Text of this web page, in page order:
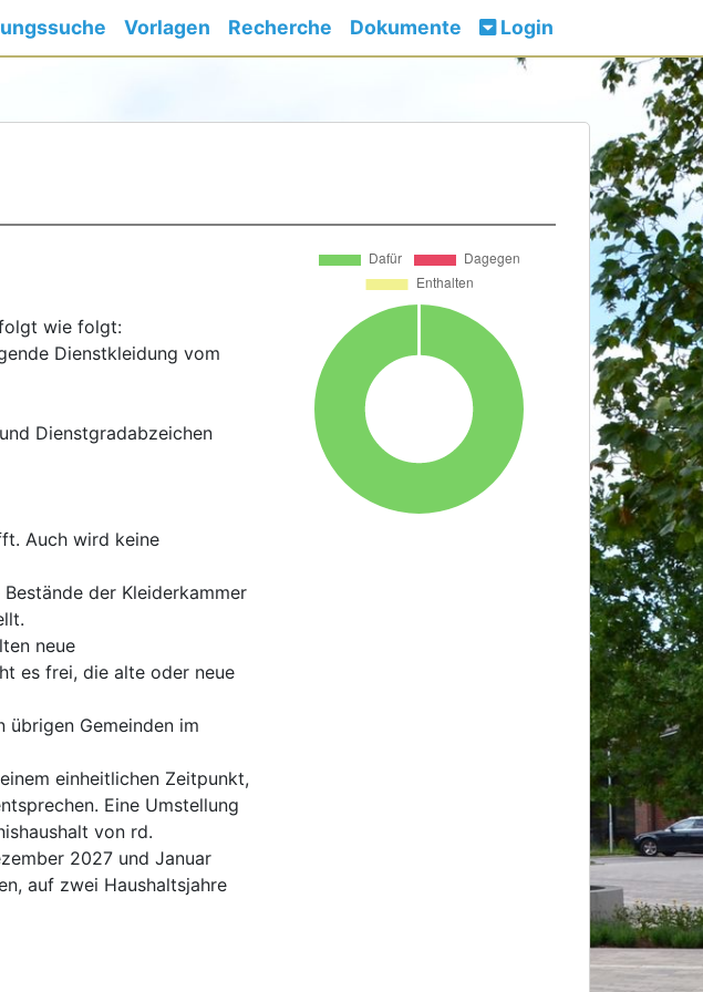
Vorlagen Recherche Dokumente Login
wie folgt:
Dienstkleidung vom
Dienstgradabzeichen
Auch wird keine
der Kleiderkammer
neue
es frei, die alte oder neue
Gemeinden im
einheitlichen Zeitpunkt,
Eine Umstellung
von rd.
2027 und Januar
auf zwei Haushaltsjahre